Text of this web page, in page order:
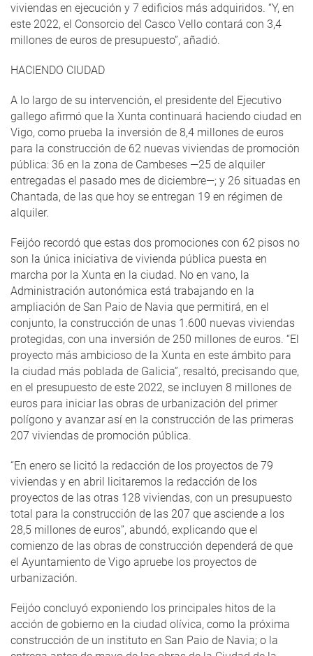
viviendas en ejecución y 7 edificios más adquiridos. “Y, en
este 2022, el Consorcio del Casco Vello contará con 3,4
millones de euros de presupuesto”, añadió.
HACIENDO CIUDAD
A lo largo de su intervención, el presidente del Ejecutivo
gallego afirmó que la Xunta continuará haciendo ciudad en
Vigo, como prueba la inversión de 8,4 millones de euros
para la construcción de 62 nuevas viviendas de promoción
pública: 36 en la zona de Cambeses —25 de alquiler
entregadas el pasado mes de diciembre—; y 26 situadas en
Chantada, de las que hoy se entregan 19 en régimen de
alquiler.
Feijóo recordó que estas dos promociones con 62 pisos no
son la única iniciativa de vivienda pública puesta en
marcha por la Xunta en la ciudad. No en vano, la
Administración autonómica está trabajando en la
ampliación de San Paio de Navia que permitirá, en el
conjunto, la construcción de unas 1.600 nuevas viviendas
protegidas, con una inversión de 250 millones de euros. “El
proyecto más ambicioso de la Xunta en este ámbito para
la ciudad más poblada de Galicia”, resaltó, precisando que,
en el presupuesto de este 2022, se incluyen 8 millones de
euros para iniciar las obras de urbanización del primer
polígono y avanzar así en la construcción de las primeras
207 viviendas de promoción pública.
“En enero se licitó la redacción de los proyectos de 79
viviendas y en abril licitaremos la redacción de los
proyectos de las otras 128 viviendas, con un presupuesto
total para la construcción de las 207 que asciende a los
28,5 millones de euros”, abundó, explicando que el
comienzo de las obras de construcción dependerá de que
el Ayuntamiento de Vigo apruebe los proyectos de
urbanización.
Feijóo concluyó exponiendo los principales hitos de la
acción de gobierno en la ciudad olívica, como la próxima
construcción de un instituto en San Paio de Navia; o la